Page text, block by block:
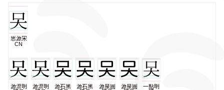
思源宋
CN
源流明
源流明
源石黑
源石黑
源泉圓
源泉圓
一點明